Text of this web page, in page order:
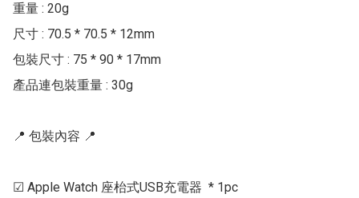
重量 : 20g
尺寸 : 70.5 * 70.5 * 12mm
包裝尺寸 : 75 * 90 * 17mm
產品連包裝重量 : 30g
📍 包裝內容 📍
☑ Apple Watch 座枱式USB充電器  * 1pc